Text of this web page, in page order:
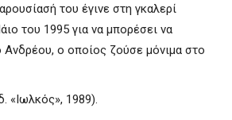
του έγινε στη γκαλερί
του 1995 για να μπορέσει να
Ανδρέου, ο οποίος ζούσε μόνιμα στο
«Ιωλκός», 1989).